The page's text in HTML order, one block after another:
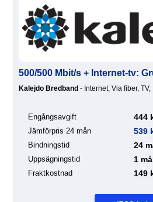
500/500 Mbit/s + Internet-tv:
Kalejdo Bredband - Internet, Via fiber, TV,
Engångsavgift 444
Jämförpris 24 mån 539
Bindningstid 24
Uppsägningstid 1
Fraktkostnad 149